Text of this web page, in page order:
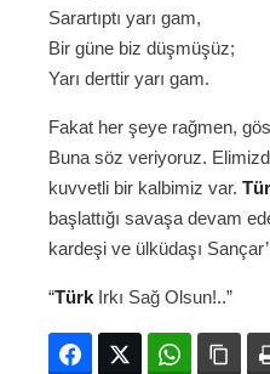
Sarartıptı yarı gam,
Bir güne biz düşmüşüz;
Yarı derttir yarı gam.
Fakat her şeye rağmen,
Buna söz veriyoruz.
kuvvetli bir kalbimiz var.
başlattığı savaşa devam
kardeşi ve ülküdaşı
“Türk Irkı Sağ Olsun!..”
FacebookTwitter WhatsApp